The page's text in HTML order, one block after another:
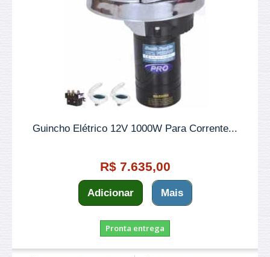
Guincho Elétrico 12V 1000W Para Corrente...
R$ 7.635,00
Adicionar Mais
Pronta entrega